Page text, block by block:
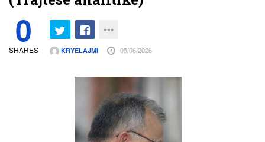
0
SHARES KRYELAJMI 05/06/2026